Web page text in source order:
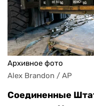
Архивное фото
Alex Brandon / AP
Соединенные